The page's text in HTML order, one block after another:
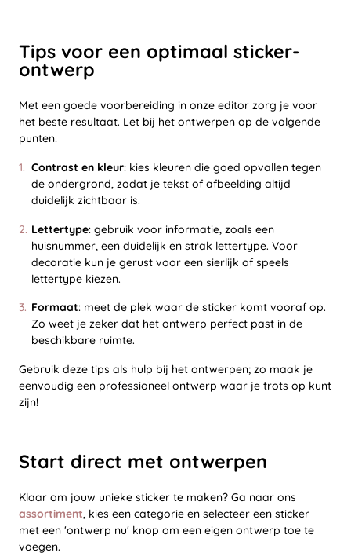
Tips voor een optimaal sticker-
ontwerp
Met een goede voorbereiding in onze editor zorg je voor
het beste resultaat. Let bij het ontwerpen op de volgende
punten:
Contrast en kleur: kies kleuren die goed opvallen tegen
de ondergrond, zodat je tekst of afbeelding altijd
duidelijk zichtbaar is.
Lettertype: gebruik voor informatie, zoals een
huisnummer, een duidelijk en strak lettertype. Voor
decoratie kun je gerust voor een sierlijk of speels
lettertype kiezen.
Formaat: meet de plek waar de sticker komt vooraf op.
Zo weet je zeker dat het ontwerp perfect past in de
beschikbare ruimte.
Gebruik deze tips als hulp bij het ontwerpen; zo maak je
eenvoudig een professioneel ontwerp waar je trots op kunt
zijn!
Start direct met ontwerpen
Klaar om jouw unieke sticker te maken? Ga naar ons
assortiment, kies een categorie en selecteer een sticker
met een 'ontwerp nu' knop om een eigen ontwerp toe te
voegen.